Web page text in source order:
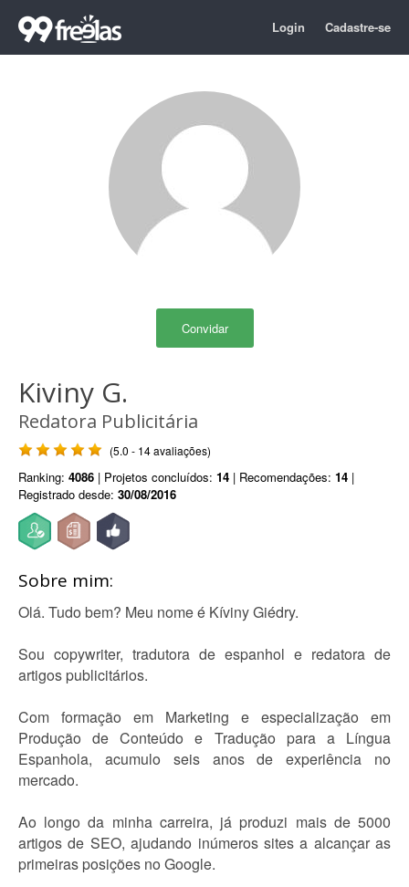
Login Cadastre-se
Convidar
Kiviny G.
Redatora Publicitária
(5.0 - 14 avaliações)
Ranking: 4086 | Projetos concluídos: 14 | Recomendações: 14 |
Registrado desde: 30/08/2016
Sobre mim:
Olá. Tudo bem? Meu nome é Kíviny Giédry.
Sou copywriter, tradutora de espanhol e redatora de
artigos publicitários.
Com formação em Marketing e especialização em
Produção de Conteúdo e Tradução para a Língua
Espanhola, acumulo seis anos de experiência no
mercado.
Ao longo da minha carreira, já produzi mais de 5000
artigos de SEO, ajudando inúmeros sites a alcançar as
primeiras posições no Google.